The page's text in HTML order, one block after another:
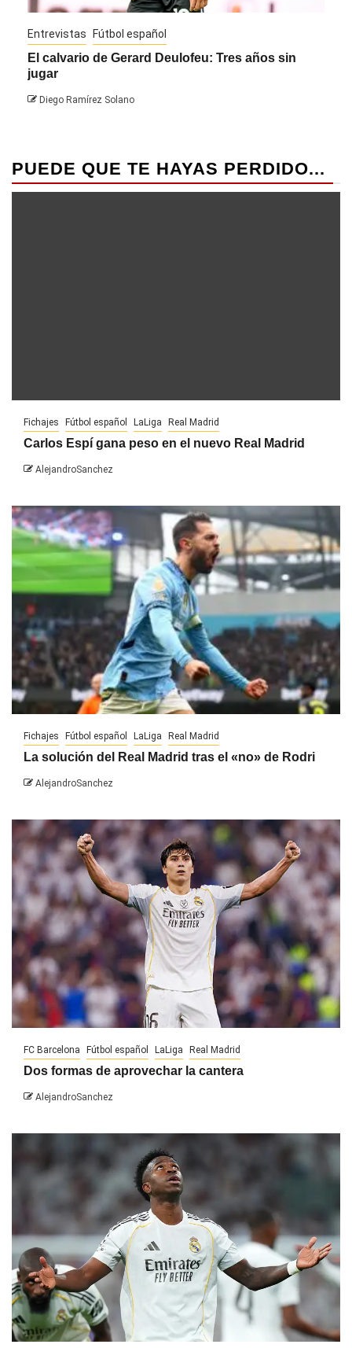
Entrevistas Fútbol español
El calvario de Gerard Deulofeu: Tres años sin
jugar
Diego Ramírez Solano
PUEDE QUE TE HAYAS PERDIDO...
Fichajes Fútbol español LaLiga Real Madrid
Carlos Espí gana peso en el nuevo Real Madrid
AlejandroSanchez
Fichajes Fútbol español LaLiga Real Madrid
La solución del Real Madrid tras el «no» de Rodri
AlejandroSanchez
FC Barcelona Fútbol español LaLiga Real Madrid
Dos formas de aprovechar la cantera
AlejandroSanchez